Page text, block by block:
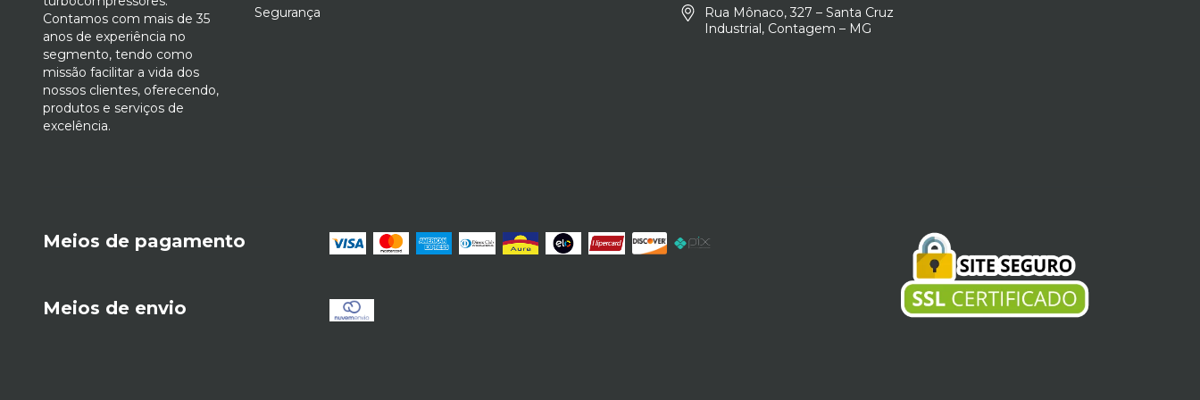
Contamos com mais de 35
anos de experiência no
segmento, tendo como
missão facilitar a vida dos
nossos clientes, oferecendo,
produtos e serviços de
excelência.
Segurança
Rua Mônaco, 327 – Santa Cruz
Industrial, Contagem – MG
Meios de pagamento
Meios de envio